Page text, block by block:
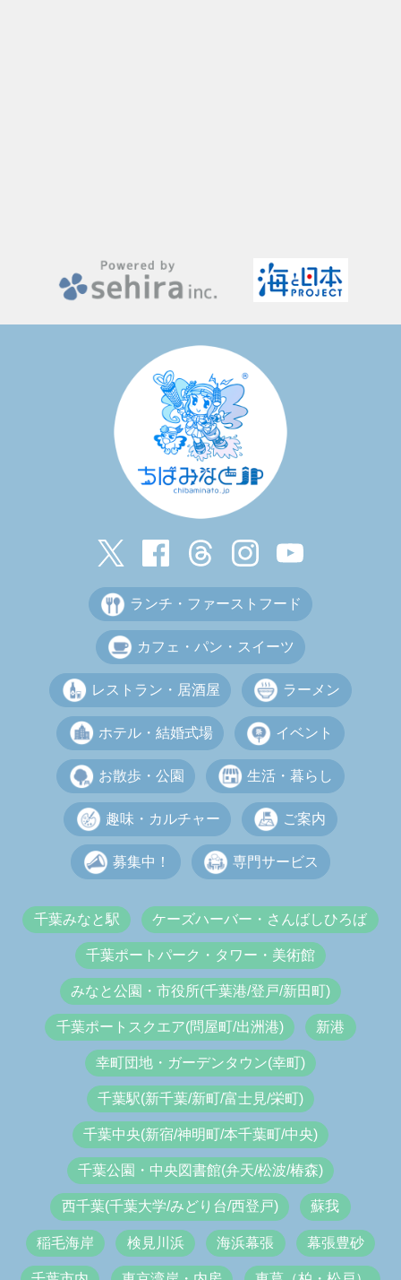
ランチ・ファーストフード
カフェ・パン・スイーツ
レストラン・居酒屋 ラーメン
ホテル・結婚式場 イベント
お散歩・公園 生活・暮らし
趣味・カルチャー ご案内
募集中！ 専門サービス
千葉みなと駅 ケーズハーバー・さんばしひろば
千葉ポートパーク・タワー・美術館
みなと公園・市役所(千葉港/登戸/新田町)
千葉ポートスクエア(問屋町/出洲港) 新港
幸町団地・ガーデンタウン(幸町)
千葉駅(新千葉/新町/富士見/栄町)
千葉中央(新宿/神明町/本千葉町/中央)
千葉公園・中央図書館(弁天/松波/椿森)
西千葉(千葉大学/みどり台/西登戸) 蘇我
稲毛海岸 検見川浜 海浜幕張 幕張豊砂